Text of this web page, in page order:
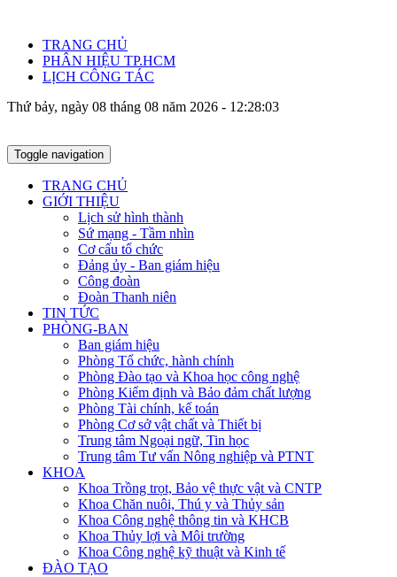
TRANG CHỦ
PHÂN HIỆU TP.HCM
LỊCH CÔNG TÁC
Thứ bảy, ngày 08 tháng 08 năm 2026 - 12:28:04
Toggle navigation
TRANG CHỦ
GIỚI THIỆU
Lịch sử hình thành
Sứ mạng - Tầm nhìn
Cơ cấu tổ chức
Đảng ủy - Ban giám hiệu
Công đoàn
Đoàn Thanh niên
TIN TỨC
PHÒNG-BAN
Ban giám hiệu
Phòng Tổ chức, hành chính
Phòng Đào tạo và Khoa học công nghệ
Phòng Kiểm định và Bảo đảm chất lượng
Phòng Tài chính, kế toán
Phòng Cơ sở vật chất và Thiết bị
Trung tâm Ngoại ngữ, Tin học
Trung tâm Tư vấn Nông nghiệp và PTNT
KHOA
Khoa Trồng trọt, Bảo vệ thực vật và CNTP
Khoa Chăn nuôi, Thú y và Thủy sản
Khoa Công nghệ thông tin và KHCB
Khoa Thủy lợi và Môi trường
Khoa Công nghệ kỹ thuật và Kinh tế
ĐÀO TẠO